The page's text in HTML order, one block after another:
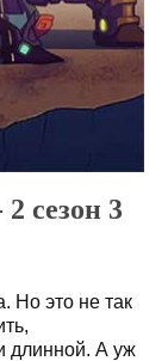
сезон 3
Но это не так
длинной. А уж